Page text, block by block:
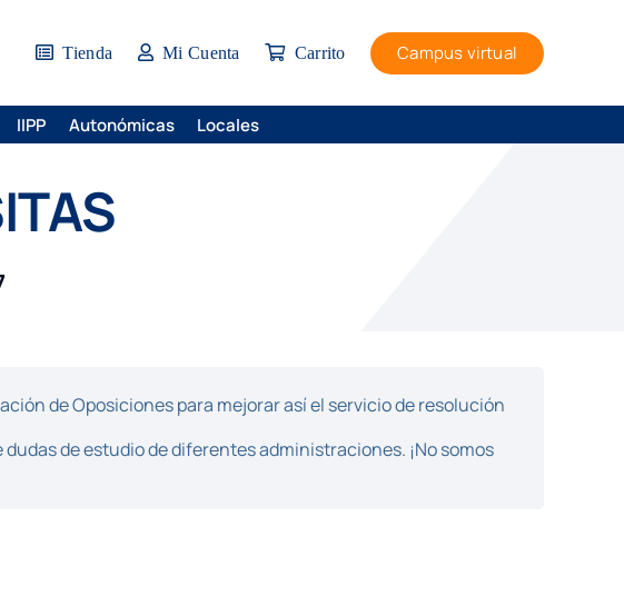
Tienda Mi Cuenta Carrito Campus virtual
IIPP Autonómicas Locales
de Oposiciones para mejorar así el servicio de resolución
de estudio de diferentes administraciones. ¡No somos